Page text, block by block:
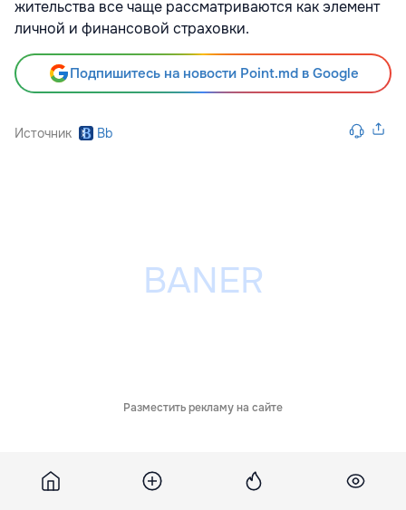
жительства все чаще рассматриваются как элемент
личной и финансовой страховки.
Подпишитесь на новости Point.md в Google
Источник Bb
Разместить рекламу на сайте
Обсуждения 4